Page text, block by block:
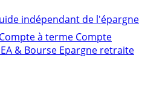
indépendant de l'épargne
Compte à terme Compte
& Bourse Epargne retraite